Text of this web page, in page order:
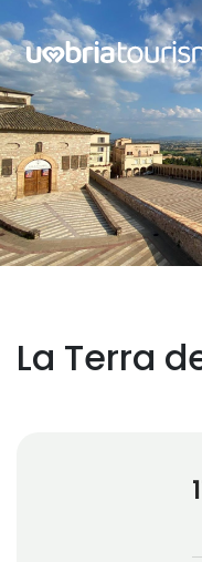
Skip to Main Content
La Terra